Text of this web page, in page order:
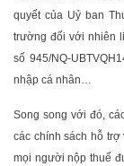
quyết của Uỷ ban
trường đối với nhiên
số 945/NQ-
nhập cá nhân…
Song song với đó,
các chính sách hỗ
mọi người nộp thuế